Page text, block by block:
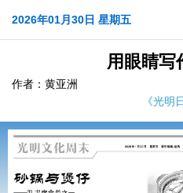
2026年01月30日 星期五
用眼睛写
作者：黄亚洲
《光明